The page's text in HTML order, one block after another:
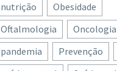
nutrição
Obesidade
Oftalmologia
Oncologia
pandemia
Prevenção